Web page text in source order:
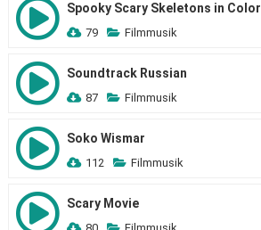
Spooky Scary Skeletons in Color
79 Filmmusik
Soundtrack Russian
87 Filmmusik
Soko Wismar
112 Filmmusik
Scary Movie